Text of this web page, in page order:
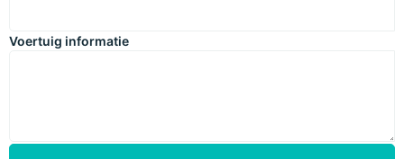
Voertuig informatie